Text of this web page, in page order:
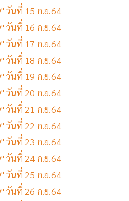
วันที่ 15 ก.ย.64
วันที่ 16 ก.ย.64
วันที่ 17 ก.ย.64
วันที่ 18 ก.ย.64
วันที่ 19 ก.ย.64
วันที่ 20 ก.ย.64
วันที่ 21 ก.ย.64
วันที่ 22 ก.ย.64
วันที่ 23 ก.ย.64
วันที่ 24 ก.ย.64
วันที่ 25 ก.ย.64
วันที่ 26 ก.ย.64